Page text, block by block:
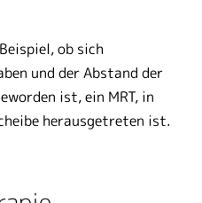
ob sich
und der Abstand der
ist, ein MRT, in
herausgetreten ist.